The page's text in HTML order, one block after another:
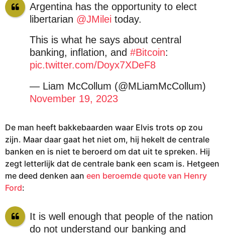
Argentina has the opportunity to elect
libertarian @JMilei today.
This is what he says about central
banking, inflation, and #Bitcoin:
pic.twitter.com/Doyx7XDeF8
— Liam McCollum (@MLiamMcCollum)
November 19, 2023
De man heeft bakkebaarden waar Elvis trots op zou
zijn. Maar daar gaat het niet om, hij hekelt de centrale
banken en is niet te beroerd om dat uit te spreken. Hij
zegt letterlijk dat de centrale bank een scam is. Hetgeen
me deed denken aan een beroemde quote van Henry
Ford:
It is well enough that people of the nation
do not understand our banking and